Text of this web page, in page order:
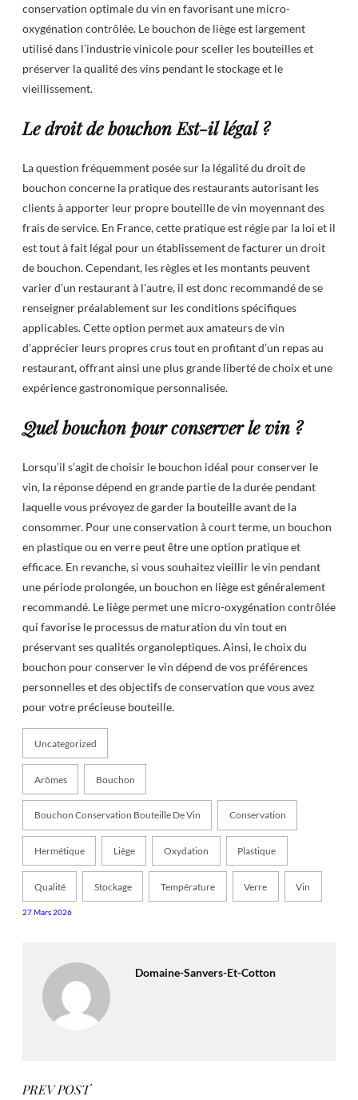
conservation optimale du vin en favorisant une micro-
oxygénation contrôlée. Le bouchon de liège est largement
utilisé dans l’industrie vinicole pour sceller les bouteilles et
préserver la qualité des vins pendant le stockage et le
vieillissement.
Le droit de bouchon Est-il légal ?
La question fréquemment posée sur la légalité du droit de
bouchon concerne la pratique des restaurants autorisant les
clients à apporter leur propre bouteille de vin moyennant des
frais de service. En France, cette pratique est régie par la loi et il
est tout à fait légal pour un établissement de facturer un droit
de bouchon. Cependant, les règles et les montants peuvent
varier d’un restaurant à l’autre, il est donc recommandé de se
renseigner préalablement sur les conditions spécifiques
applicables. Cette option permet aux amateurs de vin
d’apprécier leurs propres crus tout en profitant d’un repas au
restaurant, offrant ainsi une plus grande liberté de choix et une
expérience gastronomique personnalisée.
Quel bouchon pour conserver le vin ?
Lorsqu’il s’agit de choisir le bouchon idéal pour conserver le
vin, la réponse dépend en grande partie de la durée pendant
laquelle vous prévoyez de garder la bouteille avant de la
consommer. Pour une conservation à court terme, un bouchon
en plastique ou en verre peut être une option pratique et
efficace. En revanche, si vous souhaitez vieillir le vin pendant
une période prolongée, un bouchon en liège est généralement
recommandé. Le liège permet une micro-oxygénation contrôlée
qui favorise le processus de maturation du vin tout en
préservant ses qualités organoleptiques. Ainsi, le choix du
bouchon pour conserver le vin dépend de vos préférences
personnelles et des objectifs de conservation que vous avez
pour votre précieuse bouteille.
Uncategorized
Arômes Bouchon
Bouchon Conservation Bouteille De Vin Conservation
Hermétique Liège Oxydation Plastique
Qualité Stockage Température Verre Vin
27 Mars 2026
Domaine-Sanvers-Et-Cotton
PREV POST